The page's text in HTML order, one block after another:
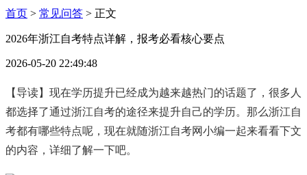
首页 > 常见问答 > 正文
2026年浙江自考特点详解，报考必看核心要点
2026-05-20 22:49:48
【导读】现在学历提升已经成为越来越热门的话题了，很多人
都选择了通过浙江自考的途径来提升自己的学历。那么浙江自
考都有哪些特点呢，现在就随浙江自考网小编一起来看看下文
的内容，详细了解一下吧。